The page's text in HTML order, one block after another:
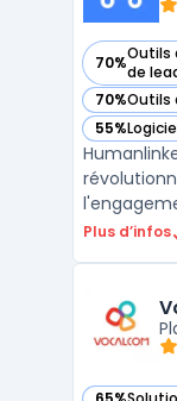
70%Outils
de
— voir
70%Outils
— voir
55%
— voir
équipes
des
Plus d’infos